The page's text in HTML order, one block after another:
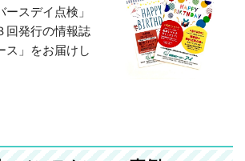
スデイ点検」
回発行の情報誌
ス 」をお届けし